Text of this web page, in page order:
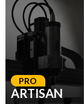
ARTISAN
PRO